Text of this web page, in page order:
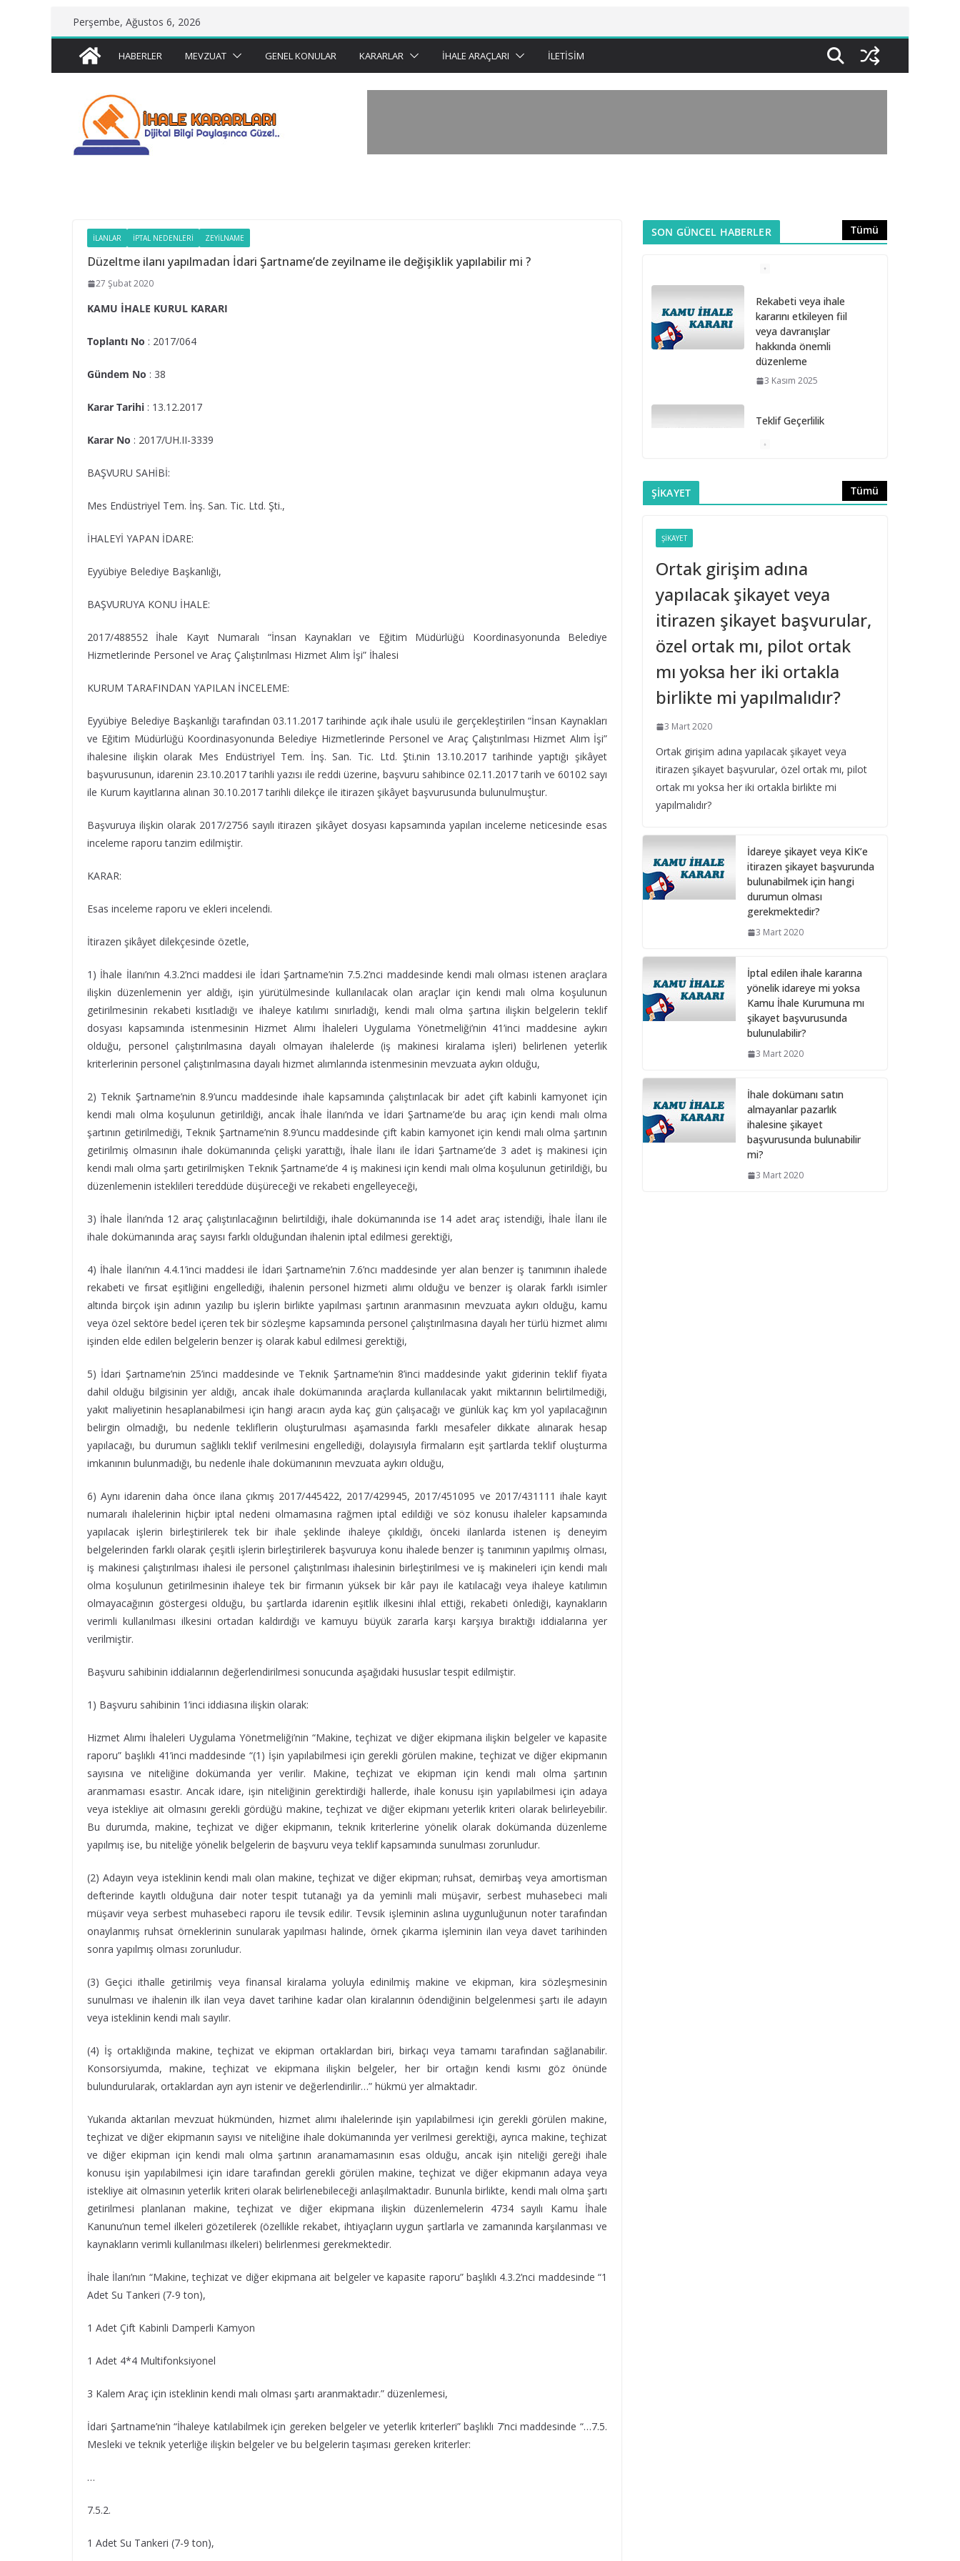
to
content
Perşembe, Ağustos 6, 2026
HABERLER MEVZUAT GENEL KONULAR KARARLAR İHALE ARAÇLARI İLETISIM
İLANLAR İPTAL NEDENLERI ZEYILNAME
Düzeltme ilanı yapılmadan İdari Şartname’de zeyilname ile değişiklik yapılabilir mi ?
27 Şubat 2020
KAMU İHALE KURUL KARARI
Toplantı No : 2017/064
Gündem No : 38
Karar Tarihi : 13.12.2017
Karar No : 2017/UH.II-3339
BAŞVURU SAHİBİ:
Mes Endüstriyel Tem. İnş. San. Tic. Ltd. Şti.,
İHALEYİ YAPAN İDARE:
Eyyübiye Belediye Başkanlığı,
BAŞVURUYA KONU İHALE:
2017/488552 İhale Kayıt Numaralı “İnsan Kaynakları ve Eğitim Müdürlüğü Koordinasyonunda Belediye
Hizmetlerinde Personel ve Araç Çalıştırılması Hizmet Alım İşi” İhalesi
KURUM TARAFINDAN YAPILAN İNCELEME:
Eyyübiye Belediye Başkanlığı tarafından 03.11.2017 tarihinde açık ihale usulü ile gerçekleştirilen “İnsan Kaynakları
ve Eğitim Müdürlüğü Koordinasyonunda Belediye Hizmetlerinde Personel ve Araç Çalıştırılması Hizmet Alım İşi”
ihalesine ilişkin olarak Mes Endüstriyel Tem. İnş. San. Tic. Ltd. Şti.nin 13.10.2017 tarihinde yaptığı şikâyet
başvurusunun, idarenin 23.10.2017 tarihli yazısı ile reddi üzerine, başvuru sahibince 02.11.2017 tarih ve 60102 sayı
ile Kurum kayıtlarına alınan 30.10.2017 tarihli dilekçe ile itirazen şikâyet başvurusunda bulunulmuştur.
Başvuruya ilişkin olarak 2017/2756 sayılı itirazen şikâyet dosyası kapsamında yapılan inceleme neticesinde esas
inceleme raporu tanzim edilmiştir.
KARAR:
Esas inceleme raporu ve ekleri incelendi.
İtirazen şikâyet dilekçesinde özetle,
1) İhale İlanı’nın 4.3.2’nci maddesi ile İdari Şartname’nin 7.5.2’nci maddesinde kendi malı olması istenen araçlara
ilişkin düzenlemenin yer aldığı, işin yürütülmesinde kullanılacak olan araçlar için kendi malı olma koşulunun
getirilmesinin rekabeti kısıtladığı ve ihaleye katılımı sınırladığı, kendi malı olma şartına ilişkin belgelerin teklif
dosyası kapsamında istenmesinin Hizmet Alımı İhaleleri Uygulama Yönetmeliği’nin 41’inci maddesine aykırı
olduğu, personel çalıştırılmasına dayalı olmayan ihalelerde (iş makinesi kiralama işleri) belirlenen yeterlik
kriterlerinin personel çalıştırılmasına dayalı hizmet alımlarında istenmesinin mevzuata aykırı olduğu,
2) Teknik Şartname’nin 8.9’uncu maddesinde ihale kapsamında çalıştırılacak bir adet çift kabinli kamyonet için
kendi malı olma koşulunun getirildiği, ancak İhale İlanı’nda ve İdari Şartname’de bu araç için kendi malı olma
şartının getirilmediği, Teknik Şartname’nin 8.9’uncu maddesinde çift kabin kamyonet için kendi malı olma şartının
getirilmiş olmasının ihale dokümanında çelişki yarattığı, İhale İlanı ile İdari Şartname’de 3 adet iş makinesi için
kendi malı olma şartı getirilmişken Teknik Şartname’de 4 iş makinesi için kendi malı olma koşulunun getirildiği, bu
düzenlemenin isteklileri tereddüde düşüreceği ve rekabeti engelleyeceği,
3) İhale İlanı’nda 12 araç çalıştırılacağının belirtildiği, ihale dokümanında ise 14 adet araç istendiği, İhale İlanı ile
ihale dokümanında araç sayısı farklı olduğundan ihalenin iptal edilmesi gerektiği,
4) İhale İlanı’nın 4.4.1’inci maddesi ile İdari Şartname’nin 7.6’ncı maddesinde yer alan benzer iş tanımının ihalede
rekabeti ve fırsat eşitliğini engellediği, ihalenin personel hizmeti alımı olduğu ve benzer iş olarak farklı isimler
altında birçok işin adının yazılıp bu işlerin birlikte yapılması şartının aranmasının mevzuata aykırı olduğu, kamu
veya özel sektöre bedel içeren tek bir sözleşme kapsamında personel çalıştırılmasına dayalı her türlü hizmet alımı
işinden elde edilen belgelerin benzer iş olarak kabul edilmesi gerektiği,
5) İdari Şartname’nin 25’inci maddesinde ve Teknik Şartname’nin 8’inci maddesinde yakıt giderinin teklif fiyata
dahil olduğu bilgisinin yer aldığı, ancak ihale dokümanında araçlarda kullanılacak yakıt miktarının belirtilmediği,
yakıt maliyetinin hesaplanabilmesi için hangi aracın ayda kaç gün çalışacağı ve günlük kaç km yol yapılacağının
belirgin olmadığı, bu nedenle tekliflerin oluşturulması aşamasında farklı mesafeler dikkate alınarak hesap
yapılacağı, bu durumun sağlıklı teklif verilmesini engellediği, dolayısıyla firmaların eşit şartlarda teklif oluşturma
imkanının bulunmadığı, bu nedenle ihale dokümanının mevzuata aykırı olduğu,
6) Aynı idarenin daha önce ilana çıkmış 2017/445422, 2017/429945, 2017/451095 ve 2017/431111 ihale kayıt
numaralı ihalelerinin hiçbir iptal nedeni olmamasına rağmen iptal edildiği ve söz konusu ihaleler kapsamında
yapılacak işlerin birleştirilerek tek bir ihale şeklinde ihaleye çıkıldığı, önceki ilanlarda istenen iş deneyim
belgelerinden farklı olarak çeşitli işlerin birleştirilerek başvuruya konu ihalede benzer iş tanımının yapılmış olması,
iş makinesi çalıştırılması ihalesi ile personel çalıştırılması ihalesinin birleştirilmesi ve iş makineleri için kendi malı
olma koşulunun getirilmesinin ihaleye tek bir firmanın yüksek bir kâr payı ile katılacağı veya ihaleye katılımın
olmayacağının göstergesi olduğu, bu şartlarda idarenin eşitlik ilkesini ihlal ettiği, rekabeti önlediği, kaynakların
verimli kullanılması ilkesini ortadan kaldırdığı ve kamuyu büyük zararla karşı karşıya bıraktığı iddialarına yer
verilmiştir.
Başvuru sahibinin iddialarının değerlendirilmesi sonucunda aşağıdaki hususlar tespit edilmiştir.
1) Başvuru sahibinin 1’inci iddiasına ilişkin olarak:
Hizmet Alımı İhaleleri Uygulama Yönetmeliği’nin “Makine, teçhizat ve diğer ekipmana ilişkin belgeler ve kapasite
raporu” başlıklı 41’inci maddesinde “(1) İşin yapılabilmesi için gerekli görülen makine, teçhizat ve diğer ekipmanın
sayısına ve niteliğine dokümanda yer verilir. Makine, teçhizat ve ekipman için kendi malı olma şartının
aranmaması esastır. Ancak idare, işin niteliğinin gerektirdiği hallerde, ihale konusu işin yapılabilmesi için adaya
veya istekliye ait olmasını gerekli gördüğü makine, teçhizat ve diğer ekipmanı yeterlik kriteri olarak belirleyebilir.
Bu durumda, makine, teçhizat ve diğer ekipmanın, teknik kriterlerine yönelik olarak dokümanda düzenleme
yapılmış ise, bu niteliğe yönelik belgelerin de başvuru veya teklif kapsamında sunulması zorunludur.
(2) Adayın veya isteklinin kendi malı olan makine, teçhizat ve diğer ekipman; ruhsat, demirbaş veya amortisman
defterinde kayıtlı olduğuna dair noter tespit tutanağı ya da yeminli mali müşavir, serbest muhasebeci mali
müşavir veya serbest muhasebeci raporu ile tevsik edilir. Tevsik işleminin aslına uygunluğunun noter tarafından
onaylanmış ruhsat örneklerinin sunularak yapılması halinde, örnek çıkarma işleminin ilan veya davet tarihinden
sonra yapılmış olması zorunludur.
(3) Geçici ithalle getirilmiş veya finansal kiralama yoluyla edinilmiş makine ve ekipman, kira sözleşmesinin
sunulması ve ihalenin ilk ilan veya davet tarihine kadar olan kiralarının ödendiğinin belgelenmesi şartı ile adayın
veya isteklinin kendi malı sayılır.
(4) İş ortaklığında makine, teçhizat ve ekipman ortaklardan biri, birkaçı veya tamamı tarafından sağlanabilir.
Konsorsiyumda, makine, teçhizat ve ekipmana ilişkin belgeler, her bir ortağın kendi kısmı göz önünde
bulundurularak, ortaklardan ayrı ayrı istenir ve değerlendirilir…” hükmü yer almaktadır.
Yukarıda aktarılan mevzuat hükmünden, hizmet alımı ihalelerinde işin yapılabilmesi için gerekli görülen makine,
teçhizat ve diğer ekipmanın sayısı ve niteliğine ihale dokümanında yer verilmesi gerektiği, ayrıca makine, teçhizat
ve diğer ekipman için kendi malı olma şartının aranamamasının esas olduğu, ancak işin niteliği gereği ihale
konusu işin yapılabilmesi için idare tarafından gerekli görülen makine, teçhizat ve diğer ekipmanın adaya veya
istekliye ait olmasının yeterlik kriteri olarak belirlenebileceği anlaşılmaktadır. Bununla birlikte, kendi malı olma şartı
getirilmesi planlanan makine, teçhizat ve diğer ekipmana ilişkin düzenlemelerin 4734 sayılı Kamu İhale
Kanunu’nun temel ilkeleri gözetilerek (özellikle rekabet, ihtiyaçların uygun şartlarla ve zamanında karşılanması ve
kaynakların verimli kullanılması ilkeleri) belirlenmesi gerekmektedir.
İhale İlanı’nın “Makine, teçhizat ve diğer ekipmana ait belgeler ve kapasite raporu” başlıklı 4.3.2’nci maddesinde “1
Adet Su Tankeri (7-9 ton),
1 Adet Çift Kabinli Damperli Kamyon
1 Adet 4*4 Multifonksiyonel
3 Kalem Araç için isteklinin kendi malı olması şartı aranmaktadır.” düzenlemesi,
İdari Şartname’nin “İhaleye katılabilmek için gereken belgeler ve yeterlik kriterleri” başlıklı 7’nci maddesinde “…7.5.
Mesleki ve teknik yeterliğe ilişkin belgeler ve bu belgelerin taşıması gereken kriterler:
…
7.5.2.
1 Adet Su Tankeri (7-9 ton),
SON GÜNCEL HABERLER Tümü
Rekabeti veya ihale
kararını etkileyen fiil
veya davranışlar
hakkında önemli
düzenleme
3 Kasım 2025
Teklif Geçerlilik
Davet Süresi İçinde
Komisyonunun
16 Eylül 2025
Belediye Şirketleri Bağış
Toplayabilir mi?
16 Eylül 2025
Vergisi Oranının Hatalı
Belirlenmesi
16 Eylül 2025
Limitinin Aşılması
16 Eylül 2025
İhale Tarihinden Sonra
Yaklaşık Maliyetin
28 Şubat 2025
Bilişim hizmet alımı
ihalelerinde istenecek
olması durumunda kim
10 Aralık 2024
Bilişim hizmet alımı
ihalelerinde istenecek
ŞİKAYET Tümü
ŞIKAYET
Ortak girişim adına
yapılacak şikayet veya
itirazen şikayet başvurular,
özel ortak mı, pilot ortak
mı yoksa her iki ortakla
birlikte mi yapılmalıdır?
3 Mart 2020
Ortak girişim adına yapılacak şikayet veya
itirazen şikayet başvurular, özel ortak mı, pilot
ortak mı yoksa her iki ortakla birlikte mi
yapılmalıdır?
İdareye şikayet veya KİK’e
itirazen şikayet başvurunda
bulunabilmek için hangi
durumun olması
gerekmektedir?
3 Mart 2020
İptal edilen ihale kararına
yönelik idareye mi yoksa
Kamu İhale Kurumuna mı
şikayet başvurusunda
bulunulabilir?
3 Mart 2020
İhale dokümanı satın
almayanlar pazarlık
ihalesine şikayet
başvurusunda bulunabilir
mi?
3 Mart 2020